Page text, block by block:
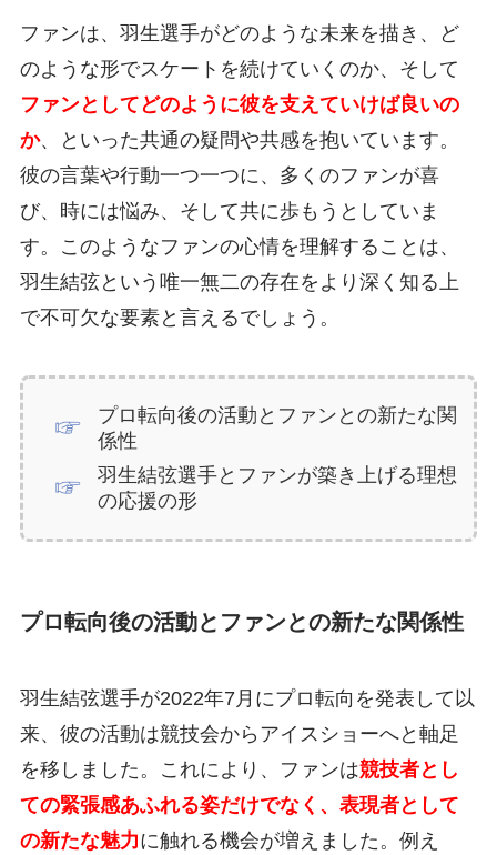
ファンは、羽生選手がどのような未来を描き、ど
のような形でスケートを続けていくのか、そして
ファンとしてどのように彼を支えていけば良いの
か、といった共通の疑問や共感を抱いています。
彼の言葉や行動一つ一つに、多くのファンが喜
び、時には悩み、そして共に歩もうとしていま
す。このようなファンの心情を理解することは、
羽生結弦という唯一無二の存在をより深く知る上
で不可欠な要素と言えるでしょう。
プロ転向後の活動とファンとの新たな関
係性
羽生結弦選手とファンが築き上げる理想
の応援の形
プロ転向後の活動とファンとの新たな関係性
羽生結弦選手が2022年7月にプロ転向を発表して以
来、彼の活動は競技会からアイスショーへと軸足
を移しました。これにより、ファンは競技者とし
ての緊張感あふれる姿だけでなく、表現者として
の新たな魅力に触れる機会が増えました。例え